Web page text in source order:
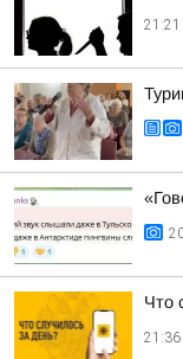
21:21
Что
21:36